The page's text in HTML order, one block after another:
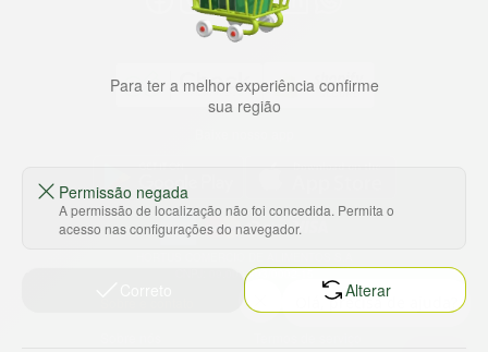
CNPJ: 09.000.493/0002-15
Termos e políticas
Para ter a melhor experiência confirme
sua região
Permissão negada
A permissão de localização não foi concedida. Permita o
acesso nas configurações do navegador.
Alterar